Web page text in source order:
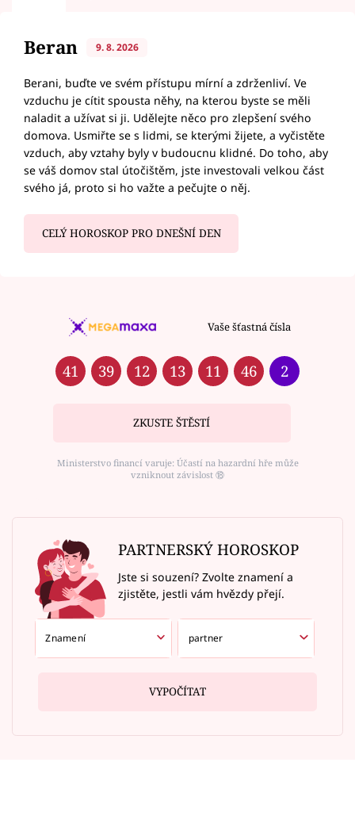
Beran 9. 8. 2026
Berani, buďte ve svém přístupu mírní a zdrženliví. Ve
vzduchu je cítit spousta něhy, na kterou byste se měli
naladit a užívat si ji. Udělejte něco pro zlepšení svého
domova. Usmiřte se s lidmi, se kterými žijete, a vyčistěte
vzduch, aby vztahy byly v budoucnu klidné. Do toho, aby
se váš domov stal útočištěm, jste investovali velkou část
svého já, proto si ho važte a pečujte o něj.
CELÝ HOROSKOP PRO DNEŠNÍ DEN
Vaše šťastná čísla
41 39 12 13 11 46 2
ZKUSTE ŠTĚSTÍ
Ministerstvo financí varuje: Účastí na hazardní hře může
vzniknout závislost ⑱
PARTNERSKÝ HOROSKOP
Jste si souzení? Zvolte znamení a
zjistěte, jestli vám hvězdy přejí.
VYPOČÍTAT